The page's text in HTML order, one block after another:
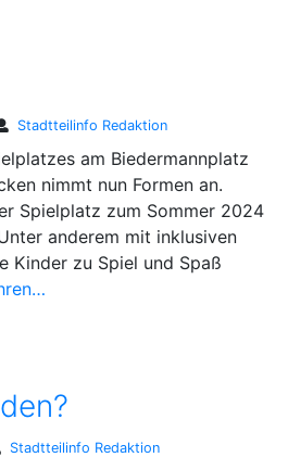
Stadtteilinfo Redaktion
am Biedermannplatz
nimmt nun Formen an.
Spielplatz zum Sommer 2024
anderem mit inklusiven
Kinder zu Spiel und Spaß
Stadtteilinfo Redaktion